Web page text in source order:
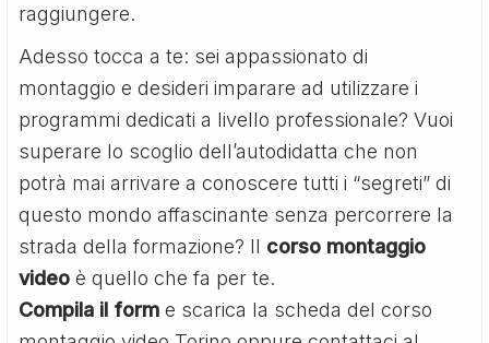
raggiungere.
Adesso tocca a te: sei appassionato di
montaggio e desideri imparare ad utilizzare i
programmi dedicati a livello professionale? Vuoi
superare lo scoglio dell’autodidatta che non
potrà mai arrivare a conoscere tutti i “segreti” di
questo mondo affascinante senza percorrere la
strada della formazione? Il corso montaggio
video è quello che fa per te.
Compila il form e scarica la scheda del corso